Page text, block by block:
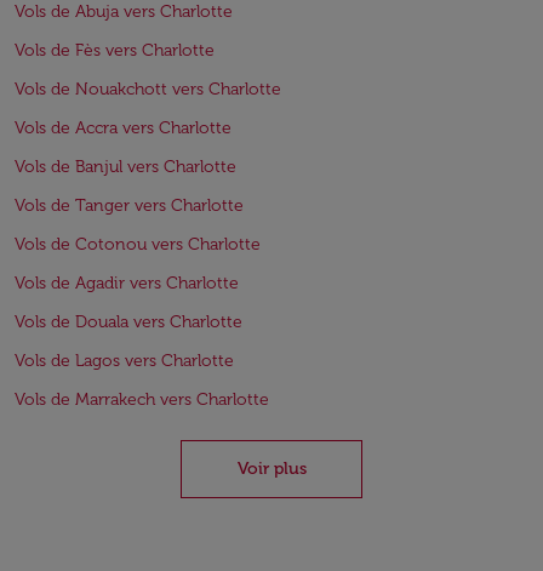
Vols de Abuja vers Charlotte
Vols de Fès vers Charlotte
Vols de Nouakchott vers Charlotte
Vols de Accra vers Charlotte
Vols de Banjul vers Charlotte
Vols de Tanger vers Charlotte
Vols de Cotonou vers Charlotte
Vols de Agadir vers Charlotte
Vols de Douala vers Charlotte
Vols de Lagos vers Charlotte
Vols de Marrakech vers Charlotte
Voir plus